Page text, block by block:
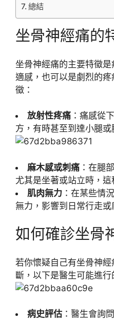
總結
坐骨神經痛的
坐骨神經痛的主要特徵
適感，也可以是劇烈的
徵：
放射性疼痛 ：痛感從
方，有時甚至到達小腿或
麻木感或刺痛 ：在腿
尤其是坐著或站立時，這
肌肉無力 ：在某些情
無力，影響到日常行走或
如何確診坐骨
若你懷疑自己有坐骨神
斷，以下是醫生可能進行
病史評估 ：醫生會詢